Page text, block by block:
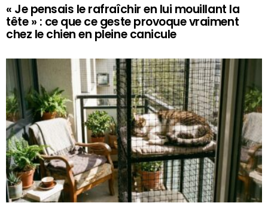
« Je pensais le rafraîchir en lui mouillant la
tête » : ce que ce geste provoque vraiment
chez le chien en pleine canicule